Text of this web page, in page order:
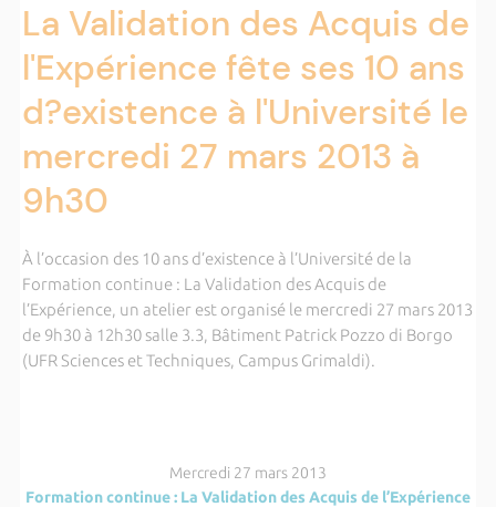
La Validation des Acquis de
l'Expérience fête ses 10 ans
d?existence à l'Université le
mercredi 27 mars 2013 à
9h30
À l’occasion des 10 ans d’existence à l’Université de la
Formation continue : La Validation des Acquis de
l’Expérience, un atelier est organisé le mercredi 27 mars 2013
de 9h30 à 12h30 salle 3.3, Bâtiment Patrick Pozzo di Borgo
(UFR Sciences et Techniques, Campus Grimaldi).
Mercredi 27 mars 2013
Formation continue : La Validation des Acquis de l’Expérience